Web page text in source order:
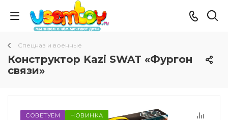
Спецназ и военные
Конструктор Kazi SWAT «Фургон
связи»
СОВЕТУЕМ НОВИНКА